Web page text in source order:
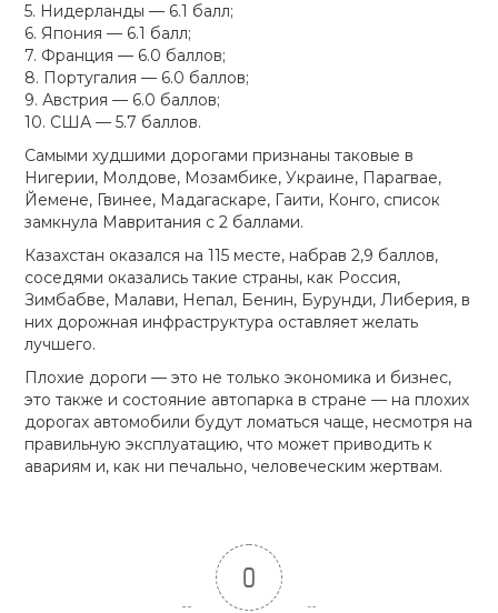
5. Нидерланды — 6.1 балл;
6. Япония — 6.1 балл;
7. Франция — 6.0 баллов;
8. Португалия — 6.0 баллов;
9. Австрия — 6.0 баллов;
10. США — 5.7 баллов.
Самыми худшими дорогами признаны таковые в
Нигерии, Молдове, Мозамбике, Украине, Парагвае,
Йемене, Гвинее, Мадагаскаре, Гаити, Конго, список
замкнула Мавритания с 2 баллами.
Казахстан оказался на 115 месте, набрав 2,9 баллов,
соседями оказались такие страны, как Россия,
Зимбабве, Малави, Непал, Бенин, Бурунди, Либерия, в
них дорожная инфраструктура оставляет желать
лучшего.
Плохие дороги — это не только экономика и бизнес,
это также и состояние автопарка в стране — на плохих
дорогах автомобили будут ломаться чаще, несмотря на
правильную эксплуатацию, что может приводить к
авариям и, как ни печально, человеческим жертвам.
0